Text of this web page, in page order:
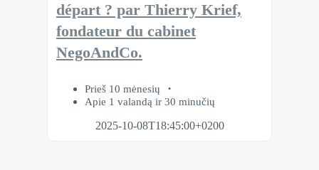
départ ? par Thierry Krief,
fondateur du cabinet
NegoAndCo.
Prieš 10 mėnesių
Apie 1 valandą ir 30 minučių
2025-10-08T18:45:00+0200